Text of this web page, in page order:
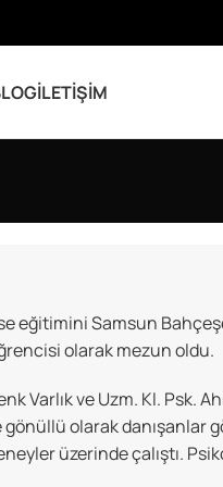
İLETIŞIM
eğitimini Samsun
olarak mezun oldu.
Varlık ve Uzm. Kl. Psk.
olarak danışanlar
üzerinde çalıştı.